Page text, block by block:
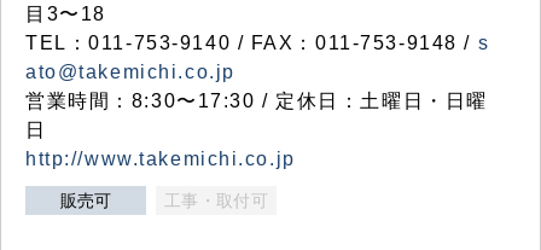
目3〜18
TEL：011-753-9140 / FAX：011-753-9148 / s
ato@takemichi.co.jp
営業時間：8:30〜17:30 / 定休日：土曜日・日曜
日
http://www.takemichi.co.jp
販売可 工事・取付可